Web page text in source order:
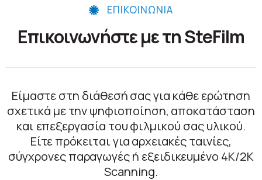
Επικοινωνήστε με τη SteFilm
ΕΠΙΚΟΙΝΩΝΙΑ
Είμαστε στη διάθεσή σας για κάθε ερώτηση
σχετικά με την ψηφιοποίηση, αποκατάσταση
και επεξεργασία του φιλμικού σας υλικού.
Είτε πρόκειται για αρχειακές ταινίες,
σύγχρονες παραγωγές ή εξειδικευμένο 4K/2K
Scanning.